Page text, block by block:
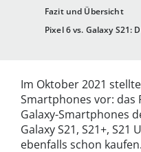
Fazit und Übersicht
Pixel 6 vs. Galaxy S21:
Im Oktober 2021
Smartphones vor: das
Galaxy-Smartphones
Galaxy S21, S21+, S21
ebenfalls schon